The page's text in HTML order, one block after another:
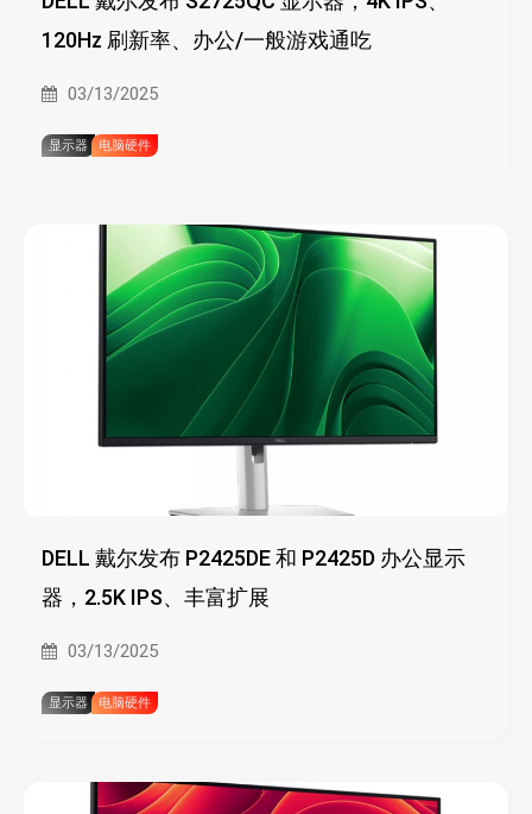
120Hz 刷新率、办公/一般游戏通吃
03/13/2025
显示器 电脑硬件
DELL 戴尔发布 P2425DE 和 P2425D 办公显示
器，2.5K IPS、丰富扩展
03/13/2025
显示器 电脑硬件